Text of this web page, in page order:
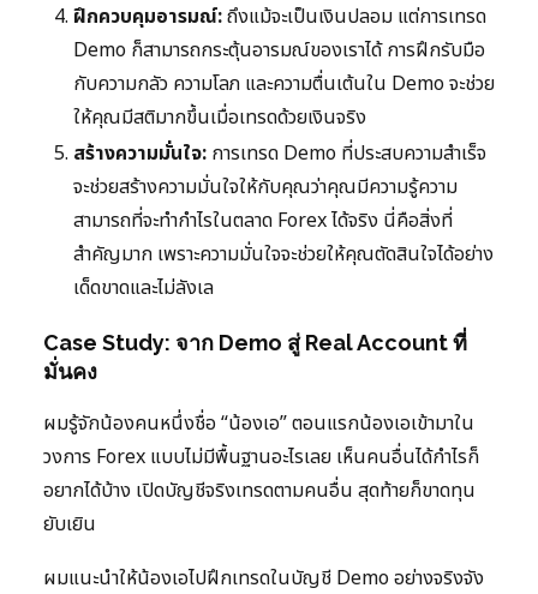
ฝึกควบคุมอารมณ์:ถึงแม้จะเป็นเงินปลอม แต่การเทรด
Demo ก็สามารถกระตุ้นอารมณ์ของเราได้ การฝึกรับมือ
กับความกลัว ความโลภ และความตื่นเต้นใน Demo จะช่วย
ให้คุณมีสติมากขึ้นเมื่อเทรดด้วยเงินจริง
สร้างความมั่นใจ: การเทรด Demo ที่ประสบความสำเร็จ
จะช่วยสร้างความมั่นใจให้กับคุณว่าคุณมีความรู้ความ
สามารถที่จะทำกำไรในตลาด Forex ได้จริง นี่คือสิ่งที่
สำคัญมาก เพราะความมั่นใจจะช่วยให้คุณตัดสินใจได้อย่าง
เด็ดขาดและไม่ลังเล
Case Study: จาก Demo สู่ Real Account ที่
มั่นคง
ผมรู้จักน้องคนหนึ่งชื่อ “น้องเอ” ตอนแรกน้องเอเข้ามาใน
วงการ Forex แบบไม่มีพื้นฐานอะไรเลย เห็นคนอื่นได้กำไรก็
อยากได้บ้าง เปิดบัญชีจริงเทรดตามคนอื่น สุดท้ายก็ขาดทุน
ยับเยิน
ผมแนะนำให้น้องเอไปฝึกเทรดในบัญชี Demo อย่างจริงจัง